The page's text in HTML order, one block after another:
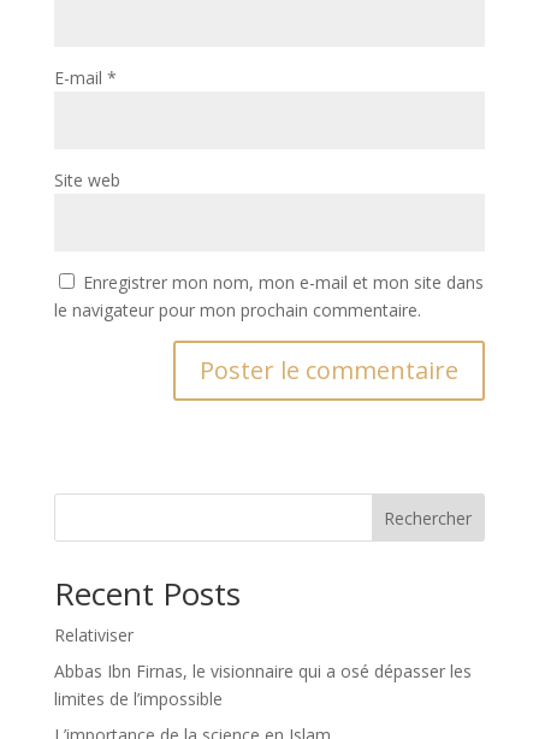
E-mail *
Site web
Enregistrer mon nom, mon e-mail et mon site dans
le navigateur pour mon prochain commentaire.
Rechercher
Recent Posts
Relativiser
Abbas Ibn Firnas, le visionnaire qui a osé dépasser les
limites de l’impossible